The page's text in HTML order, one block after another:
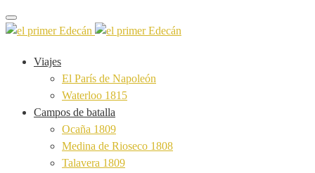
Toggle navigation
Viajes
El París de Napoleón
Waterloo 1815
Campos de batalla
Ocaña 1809
Medina de Rioseco 1808
Talavera 1809